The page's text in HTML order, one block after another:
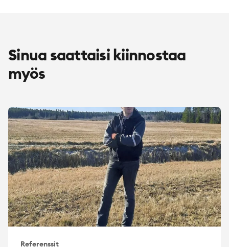
Sinua saattaisi kiinnostaa
myös
Referenssit